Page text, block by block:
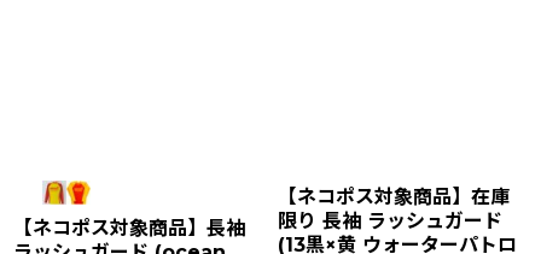
【ネコポス対象商品】長袖
【ネコポス対象商品】在庫
限り 長袖 ラッシュガード
(13黒×黄 ウォーターパトロ